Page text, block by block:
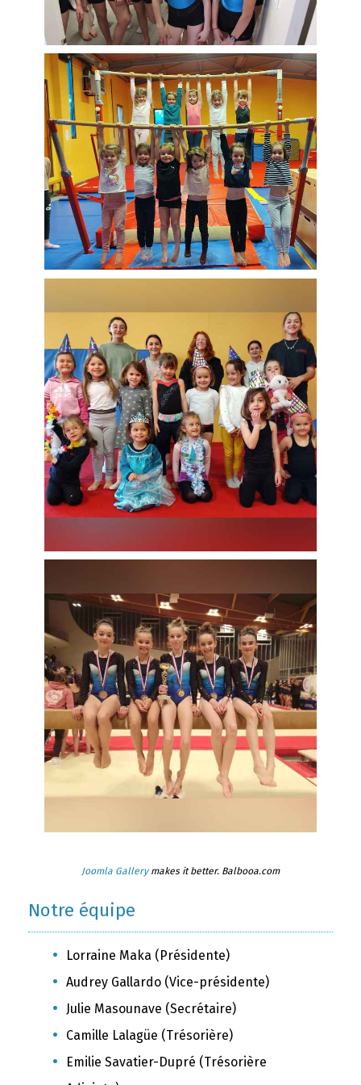
Joomla Gallerymakes it better. Balbooa.com
Notre équipe
Lorraine Maka (Présidente)
Audrey Gallardo (Vice-présidente)
Julie Masounave (Secrétaire)
Camille Lalagüe (Trésorière)
Emilie Savatier-Dupré (Trésorière